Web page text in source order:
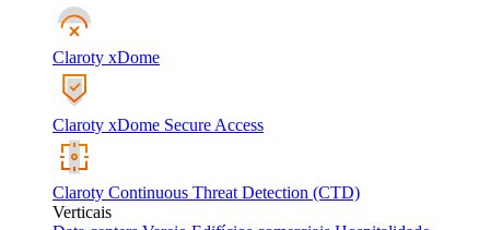
Claroty xDome
Claroty xDome Secure Access
Claroty Continuous Threat Detection (CTD)
Verticais